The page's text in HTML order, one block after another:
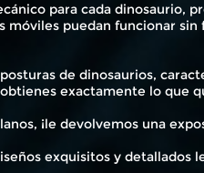
para cada dinosaurio,
móviles puedan funcionar
de dinosaurios,
exactamente lo que
¡le devolvemos una
exquisitos y detallados